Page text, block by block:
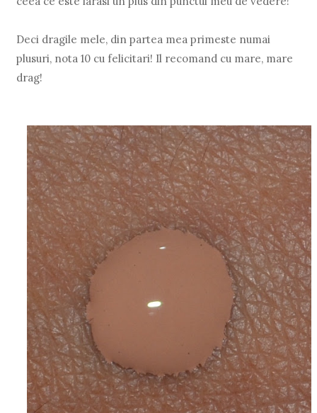
Deci dragile mele, din partea mea primeste numai
plusuri, nota 10 cu felicitari! Il recomand cu mare, mare
drag!